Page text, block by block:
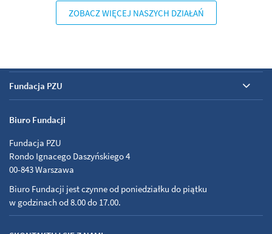
ZOBACZ WIĘCEJ NASZYCH DZIAŁAŃ
Fundacja PZU
Biuro Fundacji
Fundacja PZU
Rondo Ignacego Daszyńskiego 4
00-843 Warszawa
Biuro Fundacji jest czynne od poniedziałku do piątku
w godzinach od 8.00 do 17.00.